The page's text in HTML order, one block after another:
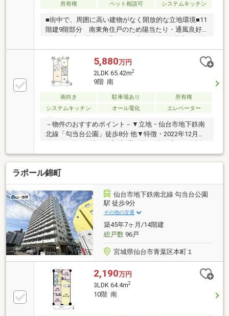
所有権
ペット相談可 システムキッチン
■街中で、周囲に高い建物がなく開放的な立地環境■11
階建9階部分 南東角住戸のため陽当たり・通風良好■
きのため、居住空間を有効に使えます■ホスクリーン
を室内に備え、洗濯物を干せるスペースを確保してい
ます。■リビングと隣接する洋室の扉を開けること
で、約20.8帖の広々とした空間としてご利用いただけ
ます。■窓付きのキッチンで、調理中の換気もしやす
いです。■鍵を取り出さずにエントランス、玄関に出
入り可能なハンズフリーキー採用■宅配ボックスがあ
分のため、お子様の毎日の通学も安心です。
5,880万円
2LDK 65.42m2
9階 南
南向き 駐車場あり
所有権
システムキッチン
オール電化 エレベーター
－物件のおすすめポイント－▼立地・仙台市地下鉄南
北線「勾当台公園」徒歩8分 他▼特徴・2022年12月
の弾む対面式キッチン、カップボード付・納戸・WIC2
か所・リネン庫等、随所に収納有・南向きのバルコニ
ー付▼設備・食洗機・IHクッキングヒーター・キッチ
ン前にカウンター付の造作収納を設置・ハンズフリー
キーで開錠可能なオートロック付▼周辺環境・スーパ
ー「みやぎ生協錦町店」徒歩7分(約500m)■ ご希望の
住まい探しをお手伝いします ━━━━━・・・物件の
詳細・ご相談はお気軽にお問い合わせください。
ラポール錦町
仙台市地下鉄南北線 勾当台公園
駅 徒歩9分
その他の交通
築45年7ヶ月/14階建
総戸数96戸
宮城県仙台市青葉区本町１
2,190万円
3LDK 64.4m2
10階 南